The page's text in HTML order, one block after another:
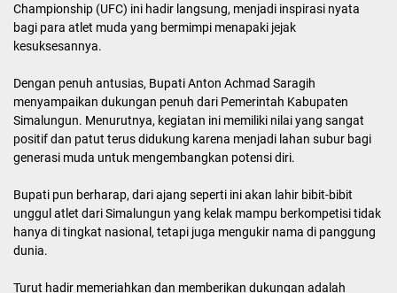
Championship (UFC) ini hadir langsung, menjadi inspirasi nyata
bagi para atlet muda yang bermimpi menapaki jejak
kesuksesannya.
Dengan penuh antusias, Bupati Anton Achmad Saragih
menyampaikan dukungan penuh dari Pemerintah Kabupaten
Simalungun. Menurutnya, kegiatan ini memiliki nilai yang sangat
positif dan patut terus didukung karena menjadi lahan subur bagi
generasi muda untuk mengembangkan potensi diri.
Bupati pun berharap, dari ajang seperti ini akan lahir bibit-bibit
unggul atlet dari Simalungun yang kelak mampu berkompetisi tidak
hanya di tingkat nasional, tetapi juga mengukir nama di panggung
dunia.
Turut hadir memeriahkan dan memberikan dukungan adalah